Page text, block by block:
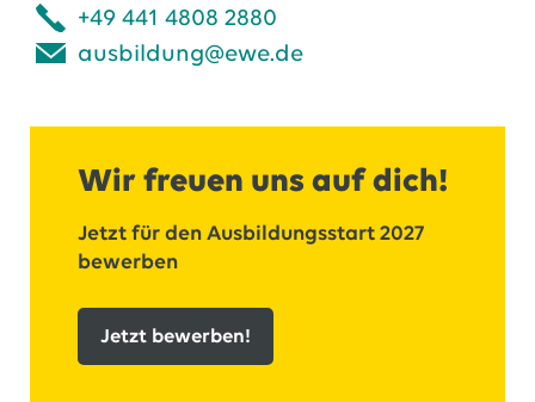
+49 441 4808 2880
ausbildung@ewe.de
Wir freuen uns auf dich!
Jetzt für den Ausbildungsstart 2027
bewerben
Jetzt bewerben!